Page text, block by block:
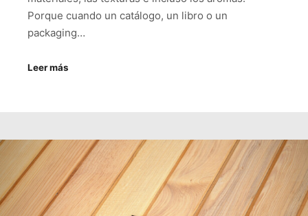
Porque cuando un catálogo, un libro o un
packaging…
Leer más